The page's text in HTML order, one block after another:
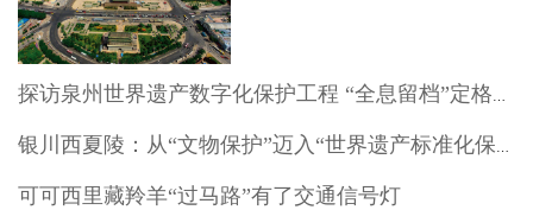
可可西里藏羚羊“过马路”有了交通信号灯